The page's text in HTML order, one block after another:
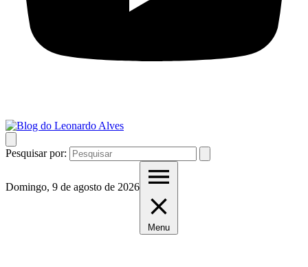
Pesquisar por:
Domingo, 9 de agosto de 2026
Menu